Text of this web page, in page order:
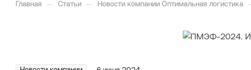
Главная — Статьи — Новости компании Оптимальная логистика